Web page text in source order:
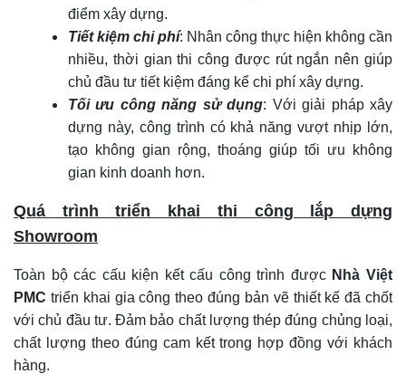
điểm xây dựng.
Tiết kiệm chi phí: Nhân công thực hiện không cần
nhiều, thời gian thi công được rút ngắn nên giúp
chủ đầu tư tiết kiệm đáng kể chi phí xây dựng.
Tối ưu công năng sử dụng: Với giải pháp xây
dựng này, công trình có khả năng vượt nhịp lớn,
tạo không gian rộng, thoáng giúp tối ưu không
gian kinh doanh hơn.
Quá trình triển khai thi công lắp dựng
Showroom
Toàn bộ các cấu kiện kết cấu công trình được Nhà Việt
PMC triển khai gia công theo đúng bản vẽ thiết kế đã chốt
với chủ đầu tư. Đảm bảo chất lượng thép đúng chủng loại,
chất lượng theo đúng cam kết trong hợp đồng với khách
hàng.